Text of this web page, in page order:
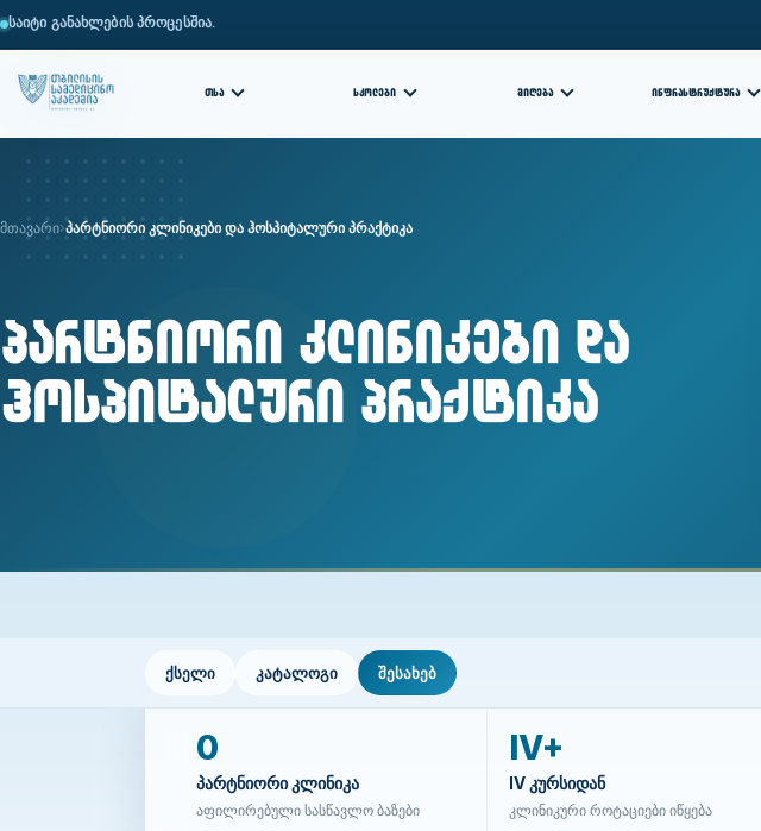
საიტი განახლების პროცესშია.
ᲗᲡᲐ ᲡᲙᲝᲚᲔᲑᲘ ᲛᲘᲦᲔᲑᲐ ᲘᲜᲤᲠᲐᲡᲢᲠᲣᲥᲢᲣᲠᲐ
მთავარი პარტნიორი კლინიკები და ჰოსპიტალური პრაქტიკა
პარტნიორი კლინიკები და
ჰოსპიტალური პრაქტიკა
ქსელი კატალოგი შესახებ
0
პარტნიორი კლინიკა
აფილირებული სასწავლო ბაზები
IV+
IV კურსიდან
კლინიკური როტაციები იწყება